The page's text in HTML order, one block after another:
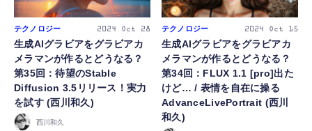
テクノロジー 2024 Oct 28
生成AIグラビアをグラビアカ
メラマンが作るとどうなる？
第35回：待望のStable
Diffusion 3.5リリース！実力
を試す (西川和久)
西川和久
テクノロジー 2024 Oct 15
生成AIグラビアをグラビアカ
メラマンが作るとどうなる？
第34回：FLUX 1.1 [pro]出た
けど… / 表情を自在に操る
AdvanceLivePortrait (西川
和久)